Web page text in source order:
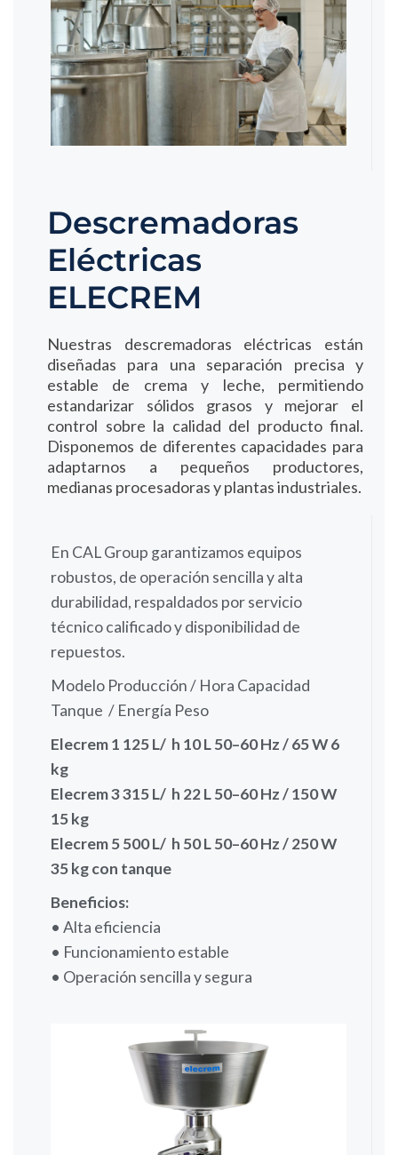
Descremadoras
Eléctricas
ELECREM
Nuestras descremadoras eléctricas están
diseñadas para una separación precisa y
estable de crema y leche, permitiendo
estandarizar sólidos grasos y mejorar el
control sobre la calidad del producto final.
Disponemos de diferentes capacidades para
adaptarnos a pequeños productores,
medianas procesadoras y plantas industriales.
En CAL Group garantizamos equipos
robustos, de operación sencilla y alta
durabilidad, respaldados por servicio
técnico calificado y disponibilidad de
repuestos.
Modelo Producción / Hora Capacidad
Tanque / Energía Peso
Elecrem 1 125 L/ h 10 L 50–60 Hz / 65 W 6
kg
Elecrem 3 315 L/ h 22 L 50–60 Hz / 150 W
15 kg
Elecrem 5 500 L/ h 50 L 50–60 Hz / 250 W
35 kg con tanque
Beneficios:
• Alta eficiencia
• Funcionamiento estable
• Operación sencilla y segura